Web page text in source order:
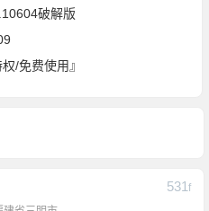
破解版
/免费使用』
531F